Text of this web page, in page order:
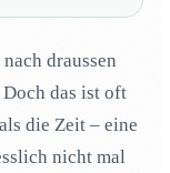
aus?
senken?
draussen
das ist oft
die Zeit – eine
nicht mal